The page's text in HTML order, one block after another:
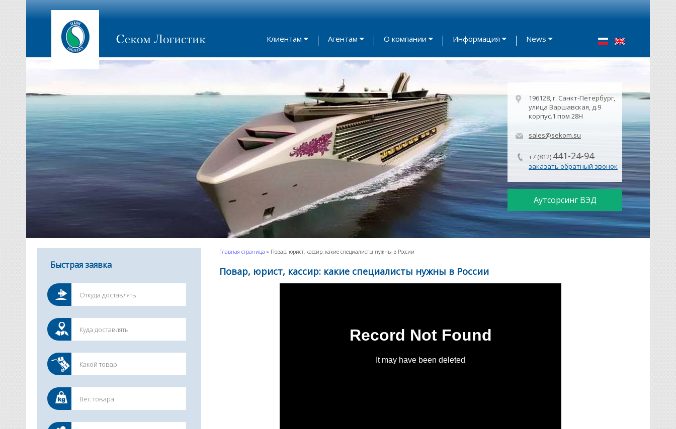
Секом Логистик Клиентам Агентам О компании Информация News
196128, г. Санкт-Петербург,
улица Варшавская, д.9
корпус.1 пом 28Н
sales@sekom.su
+7 (812) 441-24-94
заказать обратный звонок
Аутсорсинг ВЭД
Быстрая заявка
Главная страница » Повар, юрист, кассир: какие специалисты нужны в России
Повар, юрист, кассир: какие специалисты нужны в России